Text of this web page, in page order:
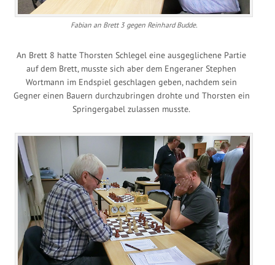
Fabian an Brett 3 gegen Reinhard Budde.
An Brett 8 hatte Thorsten Schlegel eine ausgeglichene Partie
auf dem Brett, musste sich aber dem Engeraner Stephen
Wortmann im Endspiel geschlagen geben, nachdem sein
Gegner einen Bauern durchzubringen drohte und Thorsten ein
Springergabel zulassen musste.